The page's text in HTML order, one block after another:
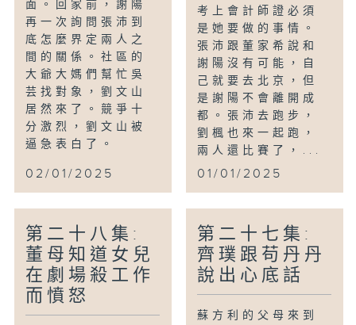
面。回家前，謝陽
再一次詢問張沛到
底怎麼界定兩人之
間的關係。社區的
大爺大媽們幫忙吳
芸找對象，劉文山
居然來了。競爭十
分激烈，劉文山被
逼急表白了。
02/01/2025
考上會計師證必須
是她要做的事情。
張沛跟董家希說和
謝陽沒有可能，自
己就要去北京，但
是謝陽不會離開成
都。張沛去跑步，
劉楓也來一起跑，
兩人還比賽了，...
01/01/2025
第二十八集:
董母知道女兒
在劇場殺工作
而憤怒
第二十七集:
齊璞跟苟丹丹
說出心底話
蘇方利的父母來到